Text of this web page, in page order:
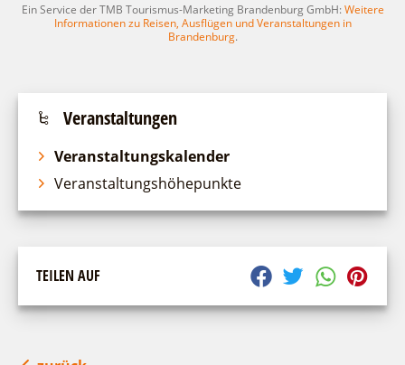
Unternehmensbetreuung
Ein Service der TMB Tourismus-Marketing Brandenburg GmbH:Weitere
Informationen zu Reisen, Ausflügen und Veranstaltungen in
Brandenburg.
Veranstaltungen
Veranstaltungskalender
Veranstaltungshöhepunkte
TEILEN AUF